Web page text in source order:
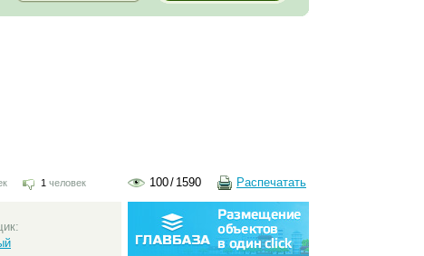
1 человек 100/ 1590 Распечатать